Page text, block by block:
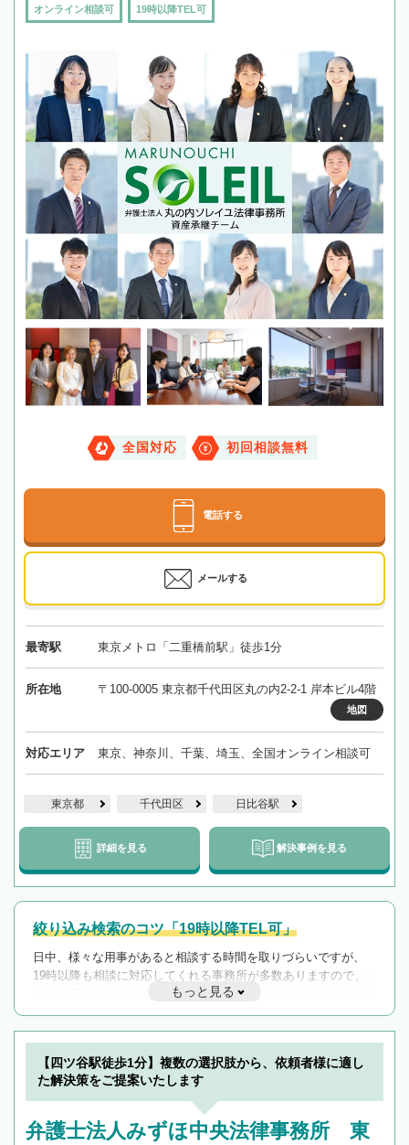
オンライン相談可 19時以降TEL可
全国対応 初回相談無料
電話する
メールする
最寄駅 東京メトロ「二重橋前駅」徒歩1分
所在地 〒100-0005 東京都千代田区丸の内2-2-1 岸本ビル4階
地図
対応エリア 東京、神奈川、千葉、埼玉、全国オンライン相談可
東京都 千代田区 日比谷駅
詳細を見る 解決事例を見る
絞り込み検索のコツ「19時以降TEL可」
日中、様々な用事があると相談する時間を取りづらいですが、
19時以降も相談に対応してくれる事務所が多数ありますので、
遅い時間の相談が増えそうな場合はそのような事務所に絞り込
んで検索してみましょう。
19時以降TEL可の条件
を加えて再検索
もっと見る
【四ツ谷駅徒歩1分】複数の選択肢から、依頼者様に適し
た解決策をご提案いたします
弁護士法人みずほ中央法律事務所 東